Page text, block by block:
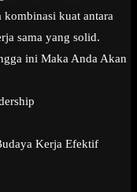
kuat antara
sama yang solid.
ini Maka Anda Akan
Kerja Efektif